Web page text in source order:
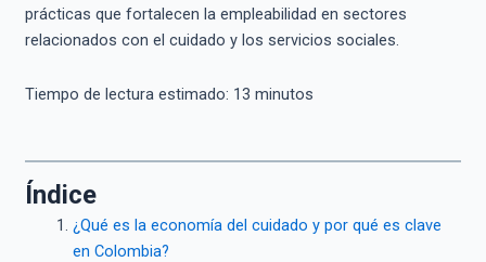
prácticas que fortalecen la empleabilidad en sectores
relacionados con el cuidado y los servicios sociales.
Tiempo de lectura estimado: 13 minutos
Índice
¿Qué es la economía del cuidado y por qué es clave
en Colombia?